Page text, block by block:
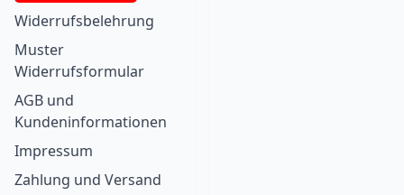
Widerrufsbelehrung
Muster
Widerrufsformular
AGB und
Kundeninformationen
Impressum
Zahlung und Versand